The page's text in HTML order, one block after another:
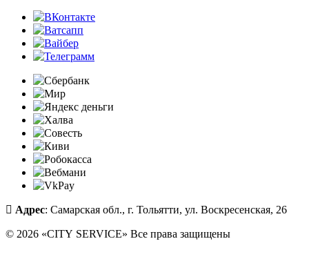
Адрес: Самарская обл., г. Тольятти, ул. Воскресенская, 26
© 2026 «CITY SERVICE» Все права защищены